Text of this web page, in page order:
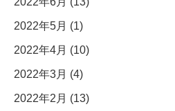
2022年5月 (1)
2022年4月 (10)
2022年3月 (4)
2022年2月 (13)